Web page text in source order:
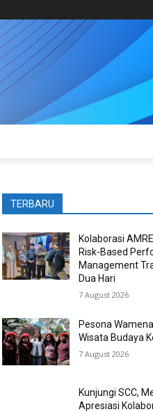
TERBARU
Kolaborasi
Risk-Based
Management
Dua Hari
7 August 2026
Pesona
Wisata Budaya
7 August 2026
Kunjungi SCC,
Apresiasi